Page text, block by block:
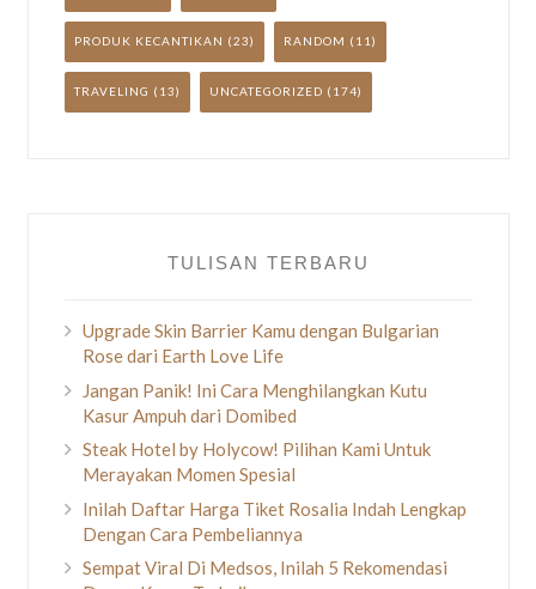
PRODUK KECANTIKAN (23) RANDOM (11)
TRAVELING (13) UNCATEGORIZED (174)
TULISAN TERBARU
Upgrade Skin Barrier Kamu dengan Bulgarian
Rose dari Earth Love Life
Jangan Panik! Ini Cara Menghilangkan Kutu
Kasur Ampuh dari Domibed
Steak Hotel by Holycow! Pilihan Kami Untuk
Merayakan Momen Spesial
Inilah Daftar Harga Tiket Rosalia Indah Lengkap
Dengan Cara Pembeliannya
Sempat Viral Di Medsos, Inilah 5 Rekomendasi